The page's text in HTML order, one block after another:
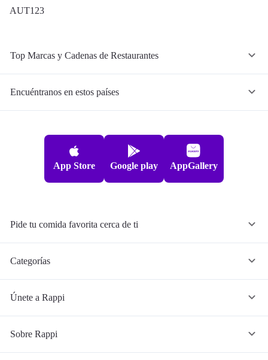
AUT123
Top Marcas y Cadenas de Restaurantes
Encuéntranos en estos países
App Store Google play AppGallery
Pide tu comida favorita cerca de ti
Categorías
Únete a Rappi
Sobre Rappi